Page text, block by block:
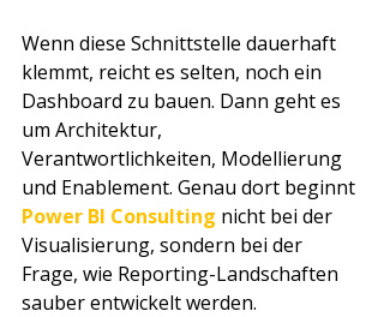
Wenn diese Schnittstelle dauerhaft
klemmt, reicht es selten, noch ein
Dashboard zu bauen. Dann geht es
um Architektur,
Verantwortlichkeiten, Modellierung
und Enablement. Genau dort beginnt
Power BI Consulting nicht bei der
Visualisierung, sondern bei der
Frage, wie Reporting-Landschaften
sauber entwickelt werden.